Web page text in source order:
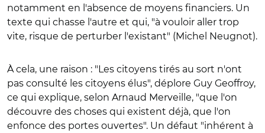
notamment en l'absence de moyens financiers. Un
texte qui chasse l'autre et qui, "à vouloir aller trop
vite, risque de perturber l'existant" (Michel Neugnot).
À cela, une raison : "Les citoyens tirés au sort n'ont
pas consulté les citoyens élus", déplore Guy Geoffroy,
ce qui explique, selon Arnaud Merveille, "que l'on
découvre des choses qui existent déjà, que l'on
enfonce des portes ouvertes". Un défaut "inhérent à